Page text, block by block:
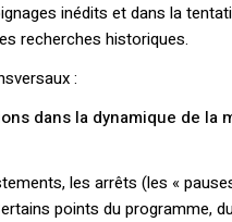
inédits et dans la
recherches historiques.
:
dans la dynamique de
les arrêts (les «
points du programme,